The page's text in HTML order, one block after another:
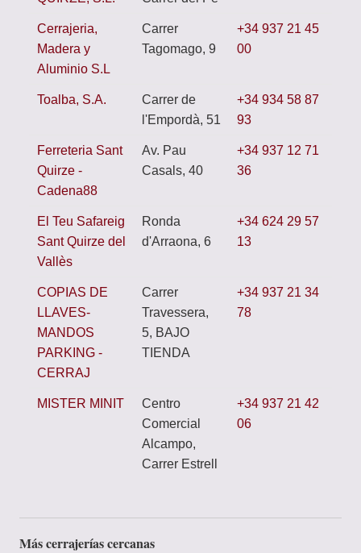
Cerrajeria,
Madera y
Aluminio S.L
Carrer
Tagomago, 9
+34 937 21 45
00
Toalba, S.A.
Carrer de
l'Empordà, 51
+34 934 58 87
93
Ferreteria Sant
Quirze -
Cadena88
Av. Pau
Casals, 40
+34 937 12 71
36
El Teu Safareig
Sant Quirze del
Vallès
Ronda
d'Arraona, 6
+34 624 29 57
13
COPIAS DE
LLAVES-
MANDOS
PARKING -
CERRAJ
Carrer
Travessera,
5, BAJO
TIENDA
+34 937 21 34
78
MISTER MINIT
Centro
Comercial
Alcampo,
Carrer Estrell
+34 937 21 42
06